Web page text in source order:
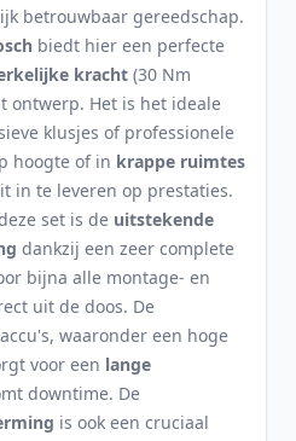
betrouwbaar gereedschap.
biedt hier een perfecte
kracht (30 Nm
ontwerp. Het is het ideale
klusjes of professionele
hoogte of in krappe ruimtes
in te leveren op prestaties.
set is de uitstekende
dankzij een zeer complete
bijna alle montage- en
uit de doos. De
waaronder een hoge
voor een lange
downtime. De
is ook een cruciaal